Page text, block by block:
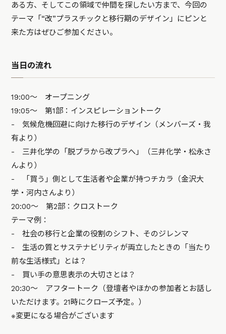
ある方、そしてこの領域で仲間を探したい方まで、今回の
テーマ「“改”プラスチックと移行期のデザイン」にピンと
来た方はぜひご参加ください。
当日の流れ
19:00～ オープニング
19:05～ 第1部：インスピレーショントーク
- 気候危機回避に向けた移行のデザイン（メンバーズ・我
有より）
- 三井化学の「脱プラから改プラへ」（三井化学・松永さ
んより）
- 「買う」側として生活者や企業が持つチカラ（金沢大
学・河内さんより）
20:00～ 第2部：クロストーク
テーマ例：
- 社会の移行と企業の役割のシフト、そのジレンマ
- 生活の質とサステナビリティが両立したときの「当たり
前な生活様式」とは？
- 買い手の意思表示の大切さとは？
20:30～ アフタートーク（登壇者やほかの参加者とお話し
いただけます。21時にクローズ予定。）
※変更になる場合がございます